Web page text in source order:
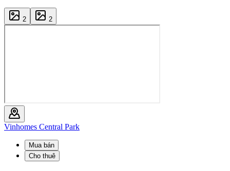
2 2
Vinhomes Central Park
Mua bán
Cho thuê